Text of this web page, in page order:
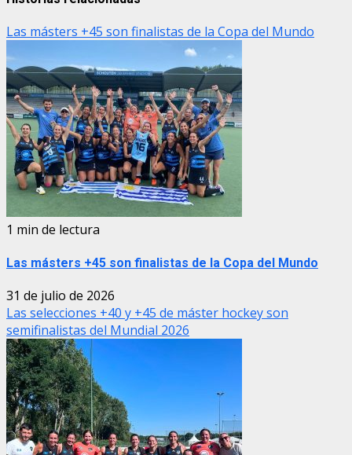
Las másters +45 son finalistas de la Copa del Mundo
1 min de lectura
Las másters +45 son finalistas de la Copa del Mundo
31 de julio de 2026
Las selecciones +40 y +45 de máster hockey son
semifinalistas del Mundial 2026